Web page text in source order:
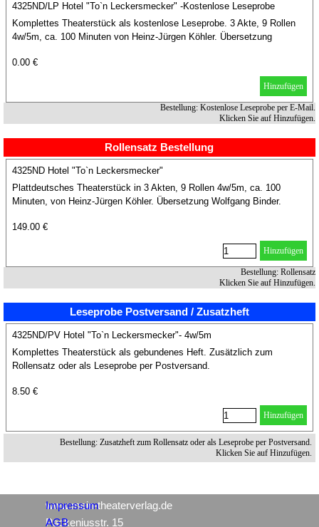
4325ND/LP Hotel "To`n Leckersmecker" -Kostenlose Leseprobe
Komplettes Theaterstück als kostenlose Leseprobe. 3 Akte, 9 Rollen
4w/5m, ca. 100 Minuten von Heinz-Jürgen Köhler. Übersetzung
0.00 €
Hinzufügen
Bestellung: Kostenlose Leseprobe per E-Mail.
Klicken Sie auf Hinzufügen.
Rollensatz Bestellung
4325ND Hotel "To`n Leckersmecker"
Plattdeutsches Theaterstück in 3 Akten, 9 Rollen 4w/5m, ca. 100
Minuten, von Heinz-Jürgen Köhler. Übersetzung Wolfgang Binder.
149.00 €
Hinzufügen
Bestellung: Rollensatz
Klicken Sie auf Hinzufügen.
Leseprobe Postversand / Zusatzheft
4325ND/PV Hotel "To`n Leckersmecker"- 4w/5m
Komplettes Theaterstück als gebundenes Heft. Zusätzlich zum
Rollensatz oder als Leseprobe per Postversand.
8.50 €
Hinzufügen
Bestellung: Zusatzheft zum Rollensatz oder als Leseprobe per Postversand.
Klicken Sie auf Hinzufügen.
www.mein-theaterverlag.de
Packeniusstr. 15
Impressum
AGB